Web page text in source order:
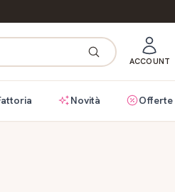
ACCOUNT
Novità Offerte